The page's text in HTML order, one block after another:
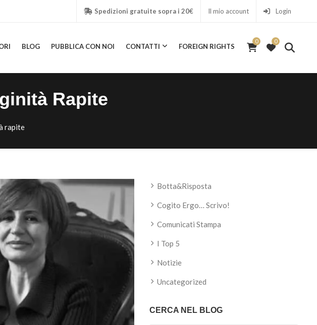
Spedizioni gratuite sopra i 20€ Il mio account Login
BLOG PUBBLICA CON NOI CONTATTI FOREIGN RIGHTS
0
0
0
FOREIGN RIGHTS
Rapite
rapite
Botta&Risposta
Cogito Ergo… Scrivo!
Comunicati Stampa
I Top 5
Notizie
Uncategorized
CERCA NEL BLOG